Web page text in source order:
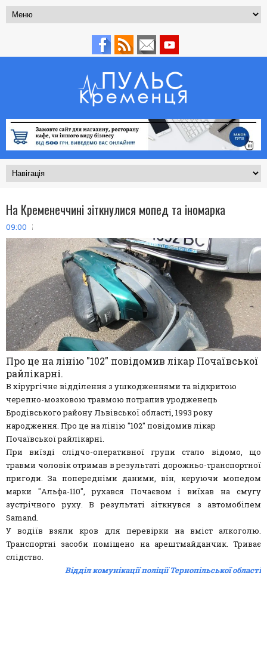
На Кременеччині зіткнулися мопед та іномарка
09:00
Про це на лінію "102" повідомив лікар Почаївської
райлікарні.
В хірургічне відділення з ушкодженнями та відкритою
черепно-мозковою травмою потрапив уродженець
Бродівського району Львівської області, 1993 року
народження. Про це на лінію "102" повідомив лікар
Почаївської райлікарні.
При виїзді слідчо-оперативної групи стало відомо, що
травми чоловік отримав в результаті дорожньо-транспортної
пригоди. За попередніми даними, він, керуючи мопедом
марки "Альфа-110", рухався Почаєвом і виїхав на смугу
зустрічного руху. В результаті зіткнувся з автомобілем
Samand.
У водіїв взяли кров для перевірки на вміст алкоголю.
Транспортні засоби поміщено на арештмайданчик. Триває
слідство.
Відділ комунікації поліції Тернопільської області